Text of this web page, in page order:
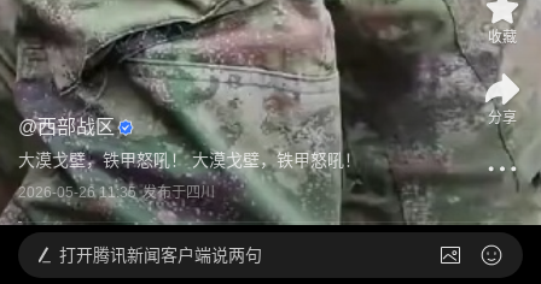
@西部战区
大漠戈壁，铁甲怒吼！ 大漠戈壁，铁甲怒吼！
2026-05-26 11:35 发布于四川
收藏
分享
打开腾讯新闻客户端说两句